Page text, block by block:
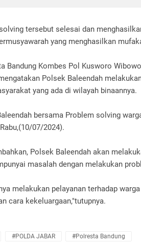
tersebut selesai dan
yang menghasilkan
Bandung Kombes Pol Kusworo
Polsek Baleendah
yang ada di wilayah binaannya.
bersama Problem solving
07/2024).
Polsek Baleendah akan
masalah dengan melakukan
melakukan pelayanan terhadap
cara kekeluargaan,"tutupnya.
#POLDA JABAR #Polresta Bandung